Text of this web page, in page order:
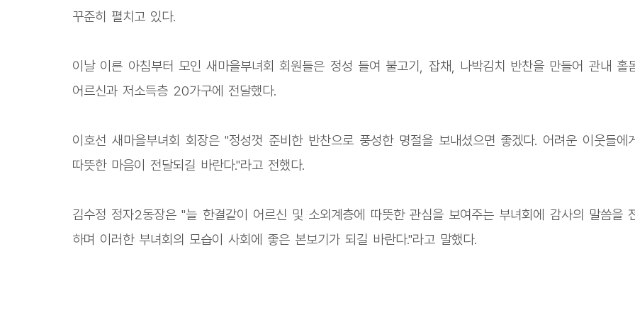
꾸준히 펼치고 있다.
이날 이른 아침부터 모인 새마을부녀회 회원들은 정성 들여 불고기, 잡채, 나박김치 반찬을 만들어 관내 홀
어르신과 저소득층 20가구에 전달했다.
이호선 새마을부녀회 회장은 "정성껏 준비한 반찬으로 풍성한 명절을 보내셨으면 좋겠다. 어려운 이웃들에
따뜻한 마음이 전달되길 바란다."라고 전했다.
김수정 정자2동장은 "늘 한결같이 어르신 및 소외계층에 따뜻한 관심을 보여주는 부녀회에 감사의 말씀을
하며 이러한 부녀회의 모습이 사회에 좋은 본보기가 되길 바란다."라고 말했다.